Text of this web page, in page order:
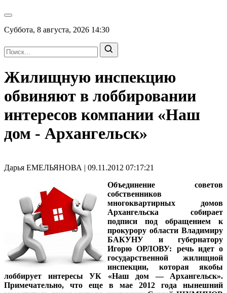
Суббота, 8 августа, 2026 14:30
Жилищную инспекцию
обвиняют в лоббировании
интересов компании «Наш
дом - Архангельск»
Дарья ЕМЕЛЬЯНОВА | 09.11.2012 07:17:21
Объединение советов
собственников
многоквартирных домов
Архангельска собирает
подписи под обращением к
прокурору области Владимиру
БАКУНУ и губернатору
Игорю ОРЛОВУ: речь идет о
государственной жилищной
инспекции, которая якобы
лоббирует интересы УК «Наш дом — Архангельск».
Примечательно, что еще в мае 2012 года нынешний